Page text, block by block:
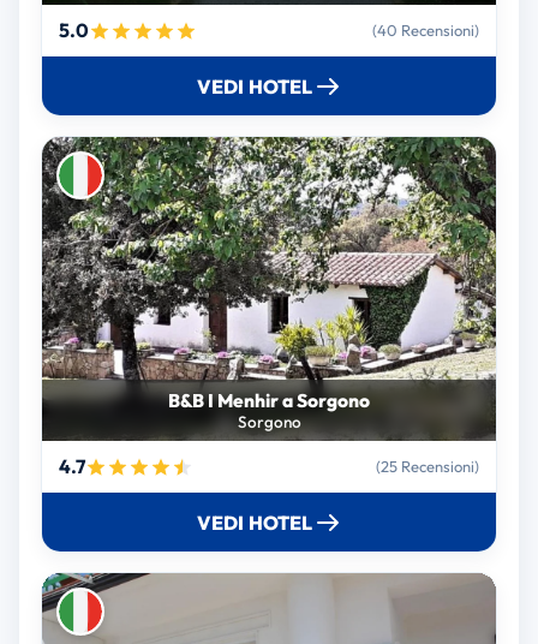
5.0 (40 Recensioni)
VEDI HOTEL
B&B I Menhir a Sorgono
Sorgono
4.7 (25 Recensioni)
VEDI HOTEL